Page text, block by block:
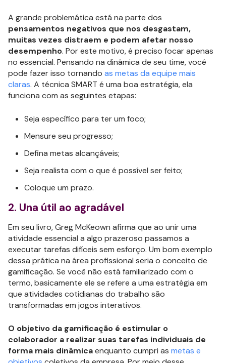
A grande problemática está na parte dos
pensamentos negativos que nos desgastam,
muitas vezes distraem e podem afetar nosso
desempenho. Por este motivo, é preciso focar apenas
no essencial. Pensando na dinâmica de seu time, você
pode fazer isso tornando as metas da equipe mais
claras. A técnica SMART é uma boa estratégia, ela
funciona com as seguintes etapas:
Seja específico para ter um foco;
Mensure seu progresso;
Defina metas alcançáveis;
Seja realista com o que é possível ser feito;
Coloque um prazo.
2. Una útil ao agradável
Em seu livro, Greg McKeown afirma que ao unir uma
atividade essencial a algo prazeroso passamos a
executar tarefas difíceis sem esforço. Um bom exemplo
dessa prática na área profissional seria o conceito de
gamificação. Se você não está familiarizado com o
termo, basicamente ele se refere a uma estratégia em
que atividades cotidianas do trabalho são
transformadas em jogos interativos.
O objetivo da gamificação é estimular o
colaborador a realizar suas tarefas individuais de
forma mais dinâmicaenquanto cumpri as metas e